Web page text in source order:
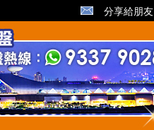
分享給朋友